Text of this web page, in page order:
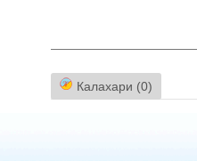
Калахари (0)